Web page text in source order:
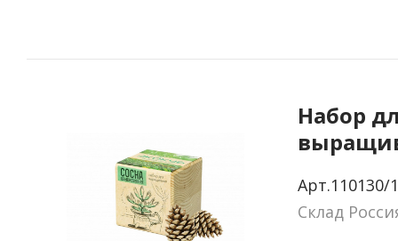
Набор
Арт.110130/
Склад